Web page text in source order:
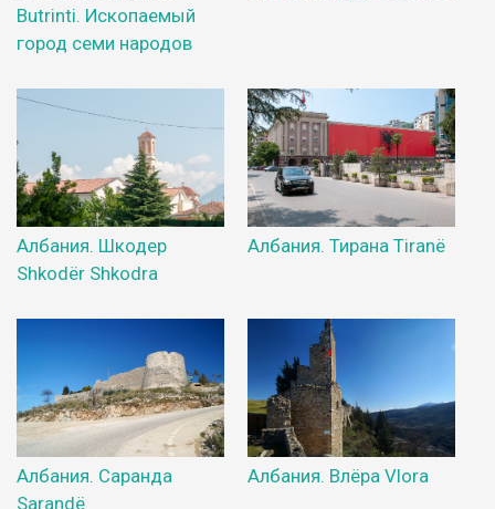
Butrinti. Ископаемый
город семи народов
Албания. Шкодер
Shkodër Shkodra
Албания. Тирана Tiranë
Албания. Саранда
Sarandë
Албания. Влёра Vlora